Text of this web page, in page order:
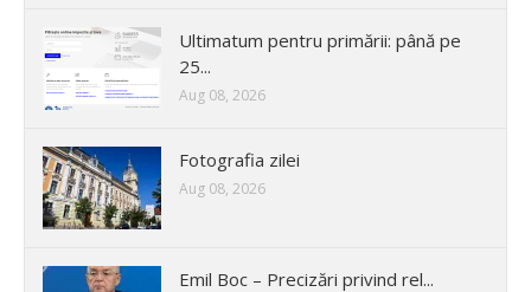
Ultimatum pentru primării: până pe
25...
Aug 08, 2026
Fotografia zilei
Aug 08, 2026
Emil Boc – Precizări privind rel...